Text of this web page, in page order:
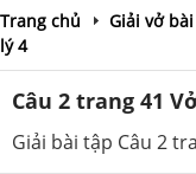
Trang chủ
Giải vở
lý 4
Câu 2 trang 41
Giải bài tập Câu 2